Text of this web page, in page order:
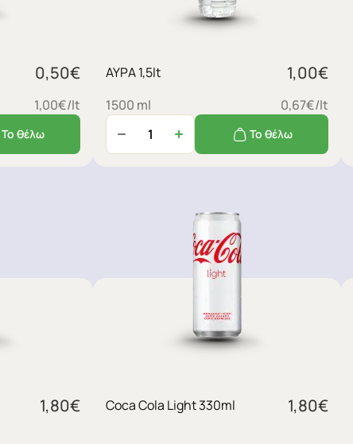
0,50€
1,00€/lt
Το θέλω
ΑΥΡΑ 1,5lt 1,00€
1500 ml 0,67€/lt
Το θέλω
1,80€ Coca Cola Light 330ml 1,80€